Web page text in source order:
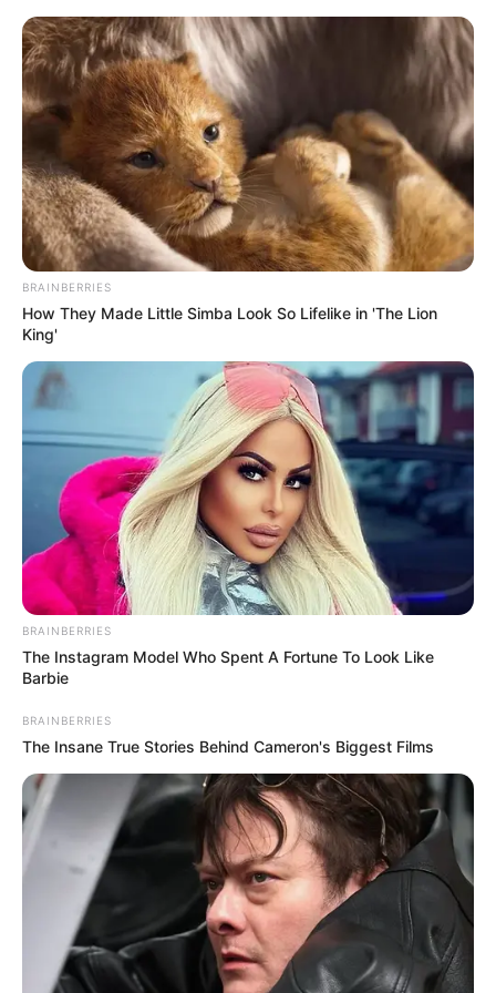
12 Ideias Lindas de Artesanato
para Cozinha
A cozinha é um dos lugares mais visitados da
casa. Então, nada mais justo que fazer deste
cômodo o mais aconchegante da casa! Uma das
formas mais práticas de se mudar a cara do
ambiente é fazendo pequenas mudanças na
decoração.
BRAINBERRIES
How They Made Little Simba Look So Lifelike in 'The Lion
King'
BRAINBERRIES
The Instagram Model Who Spent A Fortune To Look Like
Barbie
BRAINBERRIES
The Insane True Stories Behind Cameron's Biggest Films